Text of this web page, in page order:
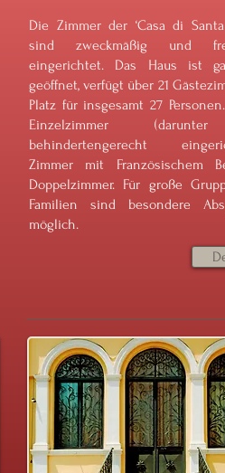
Die Zimmer der ‘Casa di Santa
sind zweckmäßig und
eingerichtet. Das Haus ist
geöffnet, verfügt über 21
Platz für insgesamt 27
Einzelzimmer
behindertengerecht
Zimmer mit Französischem
Doppelzimmer. Für große
Familien sind besondere
möglich.